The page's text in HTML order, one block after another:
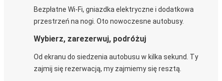
Bezpłatne Wi-Fi, gniazdka elektryczne i dodatkowa
przestrzeń na nogi. Oto nowoczesne autobusy.
Wybierz, zarezerwuj, podróżuj
Od ekranu do siedzenia autobusu w kilka sekund. Ty
zajmij się rezerwacją, my zajmiemy się resztą.